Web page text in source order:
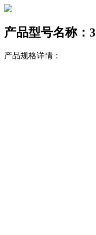
产品型号名称：3
产品规格详情：